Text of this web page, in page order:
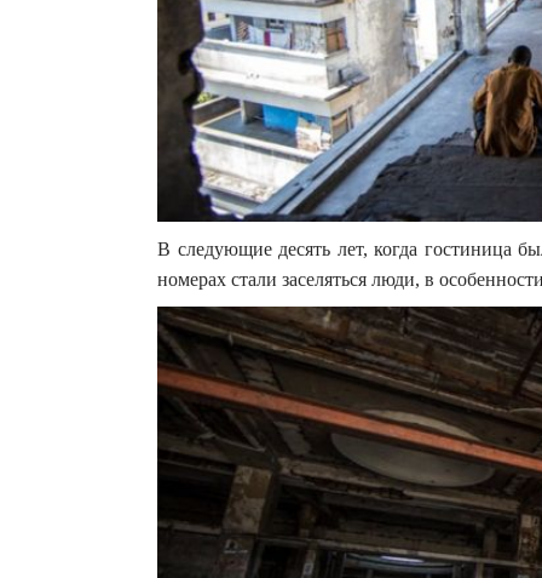
В следующие десять лет, когда гостиница
номерах стали заселяться люди, в